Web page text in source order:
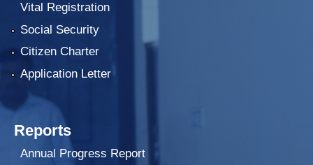
Vital Registration
Social Security
Citizen Charter
Application Letter
Reports
Annual Progress Report